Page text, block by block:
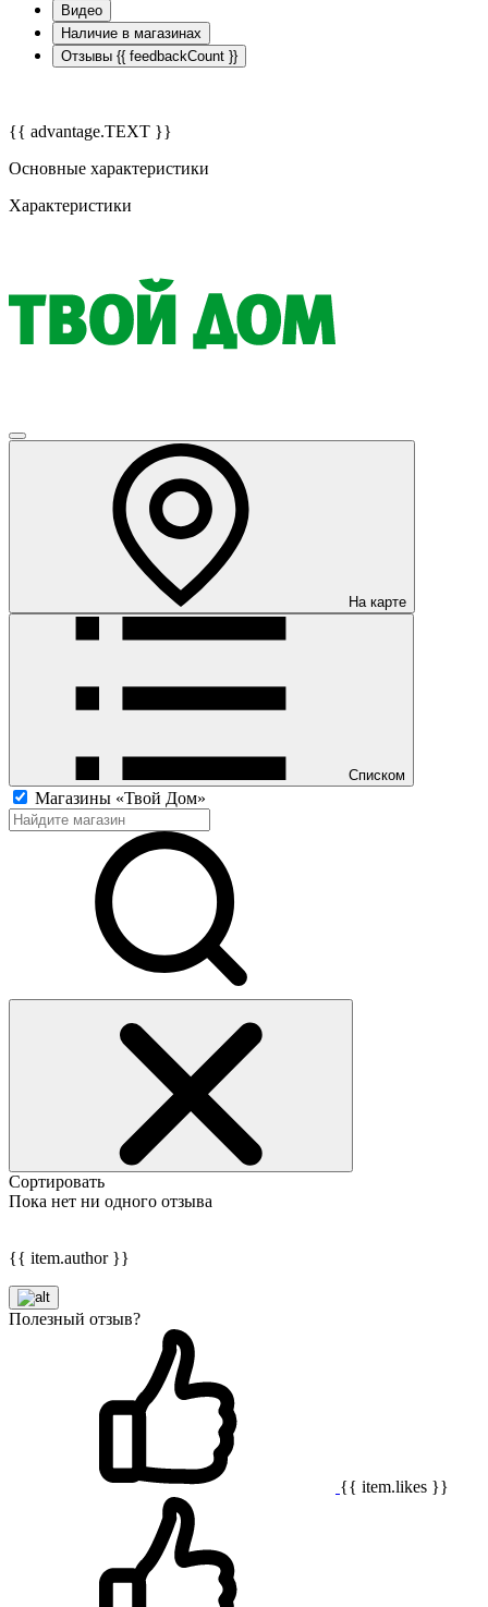
Видео
Наличие в магазинах
Отзывы {{ feedbackCount }}
{{ advantage.TEXT }}
Основные характеристики
Характеристики
На карте
Списком
Магазины «Твой Дом»
Сортировать
Пока нет ни одного отзыва
{{ item.author }}
Полезный отзыв?
{{ item.likes }}